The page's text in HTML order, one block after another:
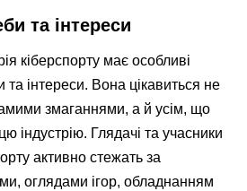
та інтереси
кіберспорту має особливі
та інтереси. Вона цікавиться не
змаганнями, а й усім, що
індустрію. Глядачі та учасники
активно стежать за
оглядами ігор, обладнанням